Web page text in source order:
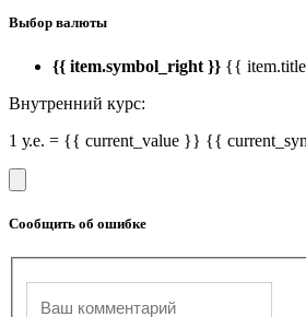
Выбор валюты
{{ item.symbol_right }} {{
Внутренний курс:
1 у.е. = {{ current_value }} {{
Сообщить об ошибке